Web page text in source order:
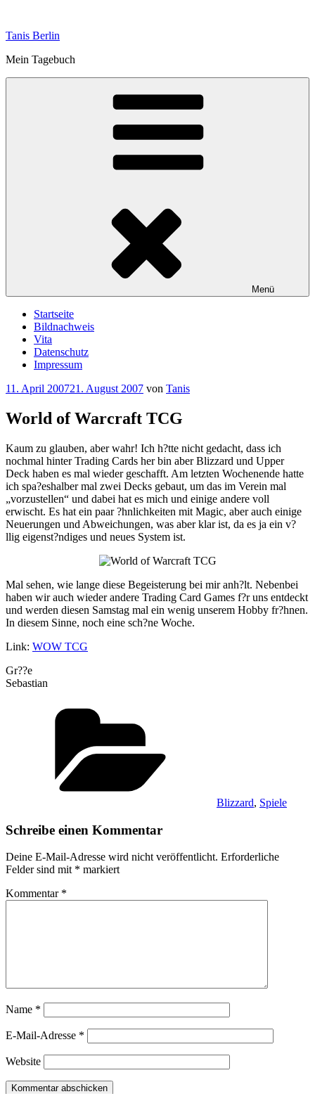
springen
Tanis Berlin
Mein Tagebuch
Menü
Startseite
Bildnachweis
Vita
Datenschutz
Impressum
Veröffentlicht
11. April 200721. August 2007 von Tanis
World of Warcraft TCG
Kaum zu glauben, aber wahr! Ich h?tte nicht gedacht, dass ich
nochmal hinter Trading Cards her bin aber Blizzard und Upper
Deck haben es mal wieder geschafft. Am letzten Wochenende hatte
ich spa?eshalber mal zwei Decks gebaut, um das im Verein mal
„vorzustellen“ und dabei hat es mich und einige andere voll
erwischt. Es hat ein paar ?hnlichkeiten mit Magic, aber auch einige
Neuerungen und Abweichungen, was aber klar ist, da es ja ein v?
llig eigenst?ndiges und neues System ist.
Mal sehen, wie lange diese Begeisterung bei mir anh?lt. Nebenbei
haben wir auch wieder andere Trading Card Games f?r uns entdeckt
und werden diesen Samstag mal ein wenig unserem Hobby fr?hnen.
In diesem Sinne, noch eine sch?ne Woche.
Link: WOW TCG
Gr??e
Sebastian
Blizzard, Spiele
Schreibe einen Kommentar
Deine E-Mail-Adresse wird nicht veröffentlicht. Erforderliche
Felder sind mit * markiert
Kommentar *
Name *
E-Mail-Adresse *
Website